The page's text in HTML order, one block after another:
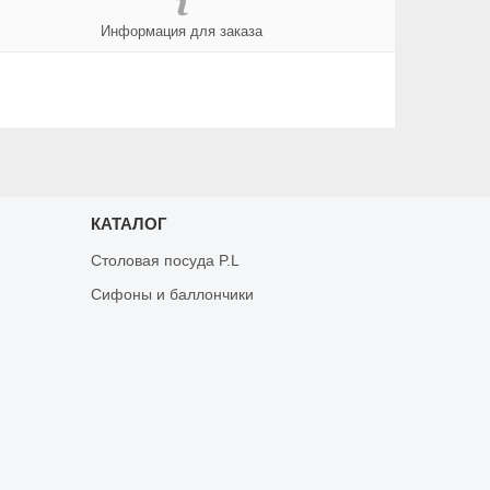
Информация для заказа
КАТАЛОГ
Столовая посуда P.L
Сифоны и баллончики